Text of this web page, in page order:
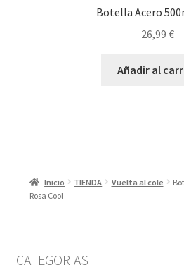
Botella Acero
26,99 €
Añadir al
Inicio TIENDA Vuelta al cole
Rosa Cool
CATEGORIAS